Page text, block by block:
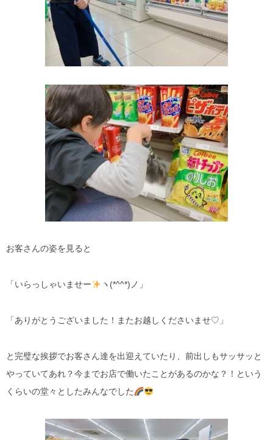
お客さんの姿を見ると
「いらっしゃいませー ヽ(*^^*)ノ」
「ありがとうございました！またお越しくださいませ♡」
と完璧な挨拶でお客さん達を出迎えていたり、前出しもサッサッと
やっていてあれ？今までお店で働いたことがあるのかな？！という
くらいの堂々としたみんなでした